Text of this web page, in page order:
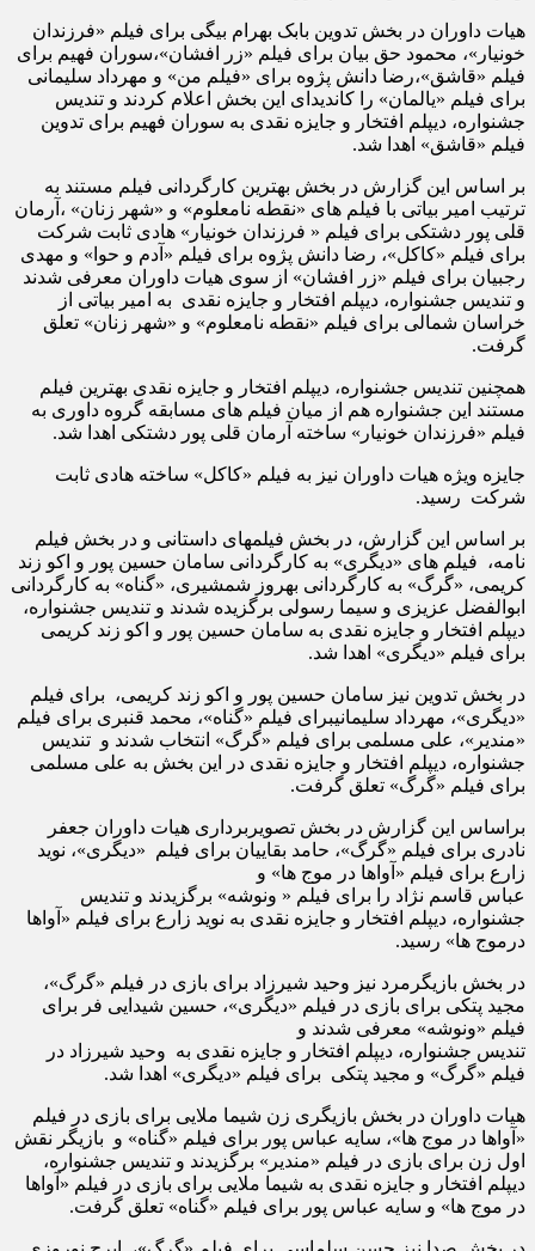
هیات داوران در بخش تدوین بابک بهرام بیگی برای فیلم «فرزندان
خونیار»، محمود حق بیان برای فیلم «زر افشان»،سوران فهیم برای
فیلم «قاشق»،رضا دانش پژوه برای «فیلم من» و مهرداد سلیمانی
برای فیلم «یالمان» را کاندیدای این بخش اعلام کردند و تندیس
جشنواره، دیپلم افتخار و جایزه نقدی به سوران فهیم برای تدوین
فیلم «قاشق» اهدا شد.
بر اساس این گزارش در بخش بهترین کارگردانی فیلم مستند به
ترتیب امیر بیاتی با فیلم های «نقطه نامعلوم» و «شهر زنان» ،آرمان
قلی پور دشتکی برای فیلم « فرزندان خونیار» هادی ثابت شرکت
برای فیلم «کاکل»، رضا دانش پژوه برای فیلم «آدم و حوا» و مهدی
رجبیان برای فیلم «زر افشان» از سوی هیات داوران معرفی شدند
و تندیس جشنواره، دیپلم افتخار و جایزه نقدی به امیر بیاتی از
خراسان شمالی برای فیلم «نقطه نامعلوم» و «شهر زنان» تعلق
گرفت.
همچنین تندیس جشنواره، دیپلم افتخار و جایزه نقدی بهترین فیلم
مستند این جشنواره هم از میان فیلم های مسابقه گروه داوری به
فیلم «فرزندان خونیار» ساخته آرمان قلی پور دشتکی اهدا شد.
جایزه ویژه هیات داوران نیز به فیلم «کاکل» ساخته هادی ثابت
شرکت رسید.
بر اساس این گزارش، در بخش فیلمهای داستانی و در بخش فیلم
نامه، فیلم های «دیگری» به کارگردانی سامان حسین پور و اکو زند
کریمی، «گرگ» به کارگردانی بهروز شمشیری، «گناه» به کارگردانی
ابوالفضل عزیزی و سیما رسولی برگزیده شدند و تندیس جشنواره،
دیپلم افتخار و جایزه نقدی به سامان حسین پور و اکو زند کریمی
برای فیلم «دیگری» اهدا شد.
در بخش تدوین نیز سامان حسین پور و اکو زند کریمی، برای فیلم
«دیگری»، مهرداد سلیمانیبرای فیلم «گناه»، محمد قنبری برای فیلم
«مندیر»، علی مسلمی برای فیلم «گرگ» انتخاب شدند و تندیس
جشنواره، دیپلم افتخار و جایزه نقدی در این بخش به علی مسلمی
برای فیلم «گرگ» تعلق گرفت.
براساس این گزارش در بخش تصویربرداری هیات داوران جعفر
نادری برای فیلم «گرگ»، حامد بقاییان برای فیلم «دیگری»، نوید
زارع برای فیلم «آواها در موج ها» و
عباس قاسم نژاد را برای فیلم « ونوشه» برگزیدند و تندیس
جشنواره، دیپلم افتخار و جایزه نقدی به نوید زارع برای فیلم «آواها
درموج ها» رسید.
در بخش بازیگرمرد نیز وحید شیرزاد برای بازی در فیلم «گرگ»،
مجید پتکی برای بازی در فیلم «دیگری»، حسین شیدایی فر برای
فیلم «ونوشه» معرفی شدند و
تندیس جشنواره، دیپلم افتخار و جایزه نقدی به وحید شیرزاد در
فیلم «گرگ» و مجید پتکی برای فیلم «دیگری» اهدا شد.
هیات داوران در بخش بازیگری زن شیما ملایی برای بازی در فیلم
«آواها در موج ها»، سایه عباس پور برای فیلم «گناه» و بازیگر نقش
اول زن برای بازی در فیلم «مندیر» برگزیدند و تندیس جشنواره،
دیپلم افتخار و جایزه نقدی به شیما ملایی برای بازی در فیلم «آواها
در موج ها» و سایه عباس پور برای فیلم «گناه» تعلق گرفت.